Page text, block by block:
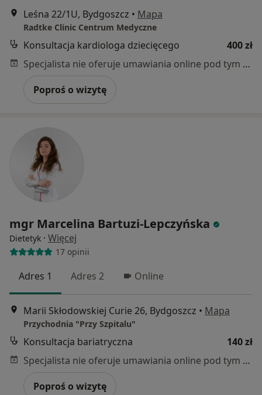
Leśna 22/1U, Bydgoszcz • Mapa
Radtke Clinic Centrum Medyczne
Konsultacja kardiologa dziecięcego
400 zł
Specjalista nie oferuje umawiania online pod tym adresem.
Poproś o wizytę
mgr Marcelina Bartuzi-Lepczyńska
Dietetyk · Więcej
17 opinii
Adres 1 Adres 2 Online
Marii Skłodowskiej Curie 26, Bydgoszcz • Mapa
Przychodnia "Przy Szpitalu"
Konsultacja bariatryczna
140 zł
Specjalista nie oferuje umawiania online pod tym adresem.
Poproś o wizytę